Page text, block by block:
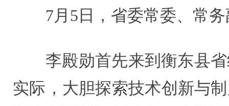
7月5日，省委常委、常
李殿勋首先来到衡东县
实际，大胆探索技术创新与